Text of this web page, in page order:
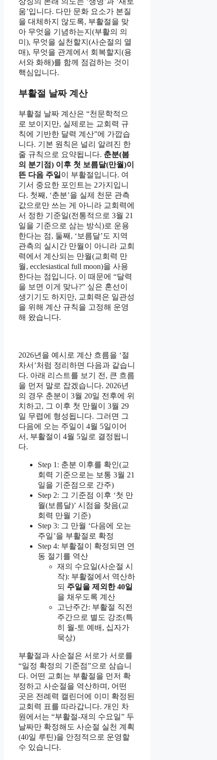
움’입니다. 다만 문화 요소가 본질
을 대체하지 않도록, 부활절을 맞
아 무엇을 기념하는지(부활의 의
미), 무엇을 실천할지(사순절의 열
매), 무엇을 관계에서 회복할지(용
서와 화해)를 함께 점검하는 것이
핵심입니다.
부활절 날짜 계산
부활절 날짜 계산은 “천문학적으
로 보이지만, 실제로는 교회력 규
칙에 기반한 달력 계산”에 가깝습
니다. 기본 원칙은 널리 알려진 한
줄 규칙으로 요약됩니다. 춘분(봄
의 분기점) 이후 첫 보름달(만월)이
뜬 다음 주일 이 부활절입니다. 여
기서 중요한 포인트는 2가지입니
다. 첫째, ‘춘분’을 실제 천문 관측
값으로만 쓰는 게 아니라 교회력에
서 정한 기준일(전통적으로 3월 21
일을 기준으로 삼는 방식)로 운용
한다는 점, 둘째, ‘보름달’도 지역
관측의 실시간 만월이 아니라 교회
력에서 계산되는 만월(교회력 만
월, ecclesiastical full moon)을 사용
한다는 점입니다. 이 때문에 “달력
을 보면 이게 맞나?” 싶은 혼선이
생기기도 하지만, 교회력은 일관성
을 위해 계산 규칙을 고정해 운영
해 왔습니다.
2026년을 예시로 계산 흐름을 ‘절
차서’처럼 정리하면 다음과 같습니
다. 아래 리스트를 보기 전, 큰 흐름
을 먼저 말로 잡겠습니다. 2026년
의 경우 춘분이 3월 20일 전후에 위
치하고, 그 이후 첫 만월이 3월 29
일 무렵에 형성됩니다. 그러면 그
다음에 오는 주일이 4월 5일이어
서, 부활절이 4월 5일로 결정됩니
다.
Step 1: 춘분 이후를 확인(교
회력 기준으로는 보통 3월 21
일을 기준점으로 간주)
Step 2: 그 기준점 이후 ‘첫 만
월(보름달)’ 시점을 찾음(교
회력 만월 기준)
Step 3: 그 만월 ‘다음에 오는
주일’을 부활절로 확정
Step 4: 부활절이 확정되면 연
동 절기를 역산
재의 수요일(사순절 시
작): 부활절에서 역산하
되 주일을 제외한 40일
을 채우도록 계산
고난주간: 부활절 직전
주간으로 별도 강조(특
히 월-토 예배, 십자가
묵상)
부활절과 사순절은 서로가 서로를
“일정 확정의 기준점”으로 삼습니
다. 어떤 교회는 부활절을 먼저 확
정하고 사순절을 역산하며, 어떤
곳은 전례력 캘린더에 이미 확정된
교회력 표를 따라갑니다. 개인 차
원에서는 “부활절-재의 수요일” 두
날짜만 확정해도 사순절 실천 계획
(40일 루틴)을 안정적으로 운영할
수 있습니다.